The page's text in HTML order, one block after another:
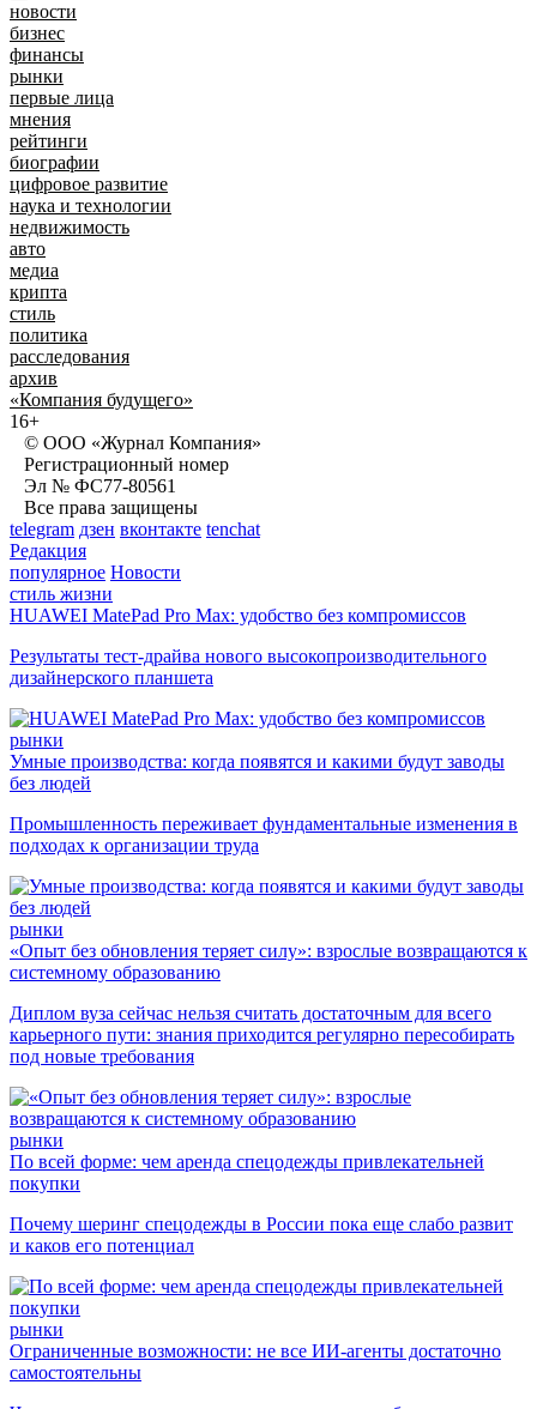
новости
бизнес
финансы
рынки
первые лица
мнения
рейтинги
биографии
цифровое развитие
наука и технологии
недвижимость
авто
медиа
крипта
стиль
политика
расследования
архив
«Компания будущего»
16+
© ООО «Журнал Компания»
Регистрационный номер
Эл № ФС77-80561
Все права защищены
telegram дзен вконтакте tenchat
Редакция
популярное Новости
стиль жизни
HUAWEI MatePad Pro Max: удобство без компромиссов
Результаты тест-драйва нового высокопроизводительного
дизайнерского планшета
рынки
Умные производства: когда появятся и какими будут заводы
без людей
Промышленность переживает фундаментальные изменения в
подходах к организации труда
рынки
«Опыт без обновления теряет силу»: взрослые возвращаются к
системному образованию
Диплом вуза сейчас нельзя считать достаточным для всего
карьерного пути: знания приходится регулярно пересобирать
под новые требования
рынки
По всей форме: чем аренда спецодежды привлекательней
покупки
Почему шеринг спецодежды в России пока еще слабо развит
и каков его потенциал
рынки
Ограниченные возможности: не все ИИ-агенты достаточно
самостоятельны